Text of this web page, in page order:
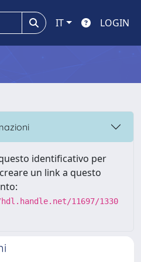
IT LOGIN
identificativo per
un link a questo
11697/1330